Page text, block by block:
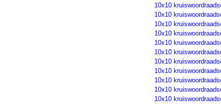
10x10
10x10
10x10
10x10
10x10
10x10
10x10
10x10
10x10
10x10
10x10